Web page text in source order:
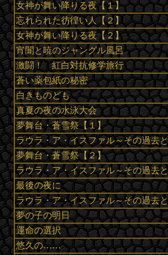
女神が舞い降りる夜【１】
忘れられた彷徨い人【２】
女神が舞い降りる夜【２】
宵闇と暁のジャングル風呂
激闘！ 紅白対抗修学旅行
蒼い薬包紙の秘密
白きものども
真夏の夜の水泳大会
夢舞台・蒼雪祭【１】
ラウラ・ア・イスファル～その過去
夢舞台・蒼雪祭【２】
ラウラ・ア・イスファル～その過去
最後の夜に
ラウラ・ア・イスファル～その過去
夢の子の明日
運命の選択
悠久の……